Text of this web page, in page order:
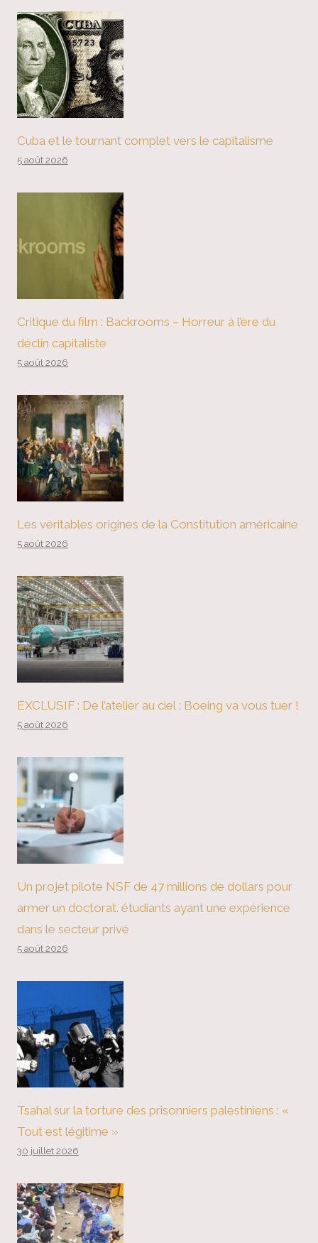
Cuba et le tournant complet vers le capitalisme
5 août 2026
Critique du film : Backrooms – Horreur à l’ère du
déclin capitaliste
5 août 2026
Les véritables origines de la Constitution américaine
5 août 2026
EXCLUSIF : De l’atelier au ciel : Boeing va vous tuer !
5 août 2026
Un projet pilote NSF de 47 millions de dollars pour
armer un doctorat. étudiants ayant une expérience
dans le secteur privé
5 août 2026
Tsahal sur la torture des prisonniers palestiniens : «
Tout est légitime »
30 juillet 2026